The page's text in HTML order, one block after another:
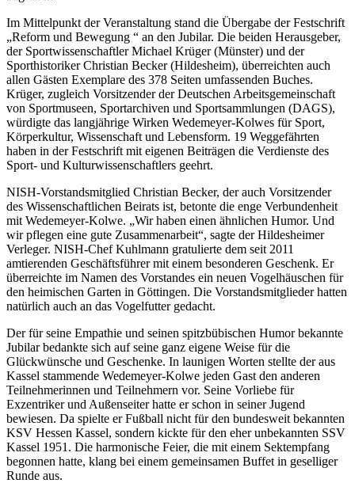
Im Mittelpunkt der Veranstaltung stand die Übergabe der Festschrift
„Reform und Bewegung “ an den Jubilar. Die beiden Herausgeber,
der Sportwissenschaftler Michael Krüger (Münster) und der
Sporthistoriker Christian Becker (Hildesheim), überreichten auch
allen Gästen Exemplare des 378 Seiten umfassenden Buches.
Krüger, zugleich Vorsitzender der Deutschen Arbeitsgemeinschaft
von Sportmuseen, Sportarchiven und Sportsammlungen (DAGS),
würdigte das langjährige Wirken Wedemeyer-Kolwes für Sport,
Körperkultur, Wissenschaft und Lebensform. 19 Weggefährten
haben in der Festschrift mit eigenen Beiträgen die Verdienste des
Sport- und Kulturwissenschaftlers geehrt.
NISH-Vorstandsmitglied Christian Becker, der auch Vorsitzender
des Wissenschaftlichen Beirats ist, betonte die enge Verbundenheit
mit Wedemeyer-Kolwe. „Wir haben einen ähnlichen Humor. Und
wir pflegen eine gute Zusammenarbeit“, sagte der Hildesheimer
Verleger. NISH-Chef Kuhlmann gratulierte dem seit 2011
amtierenden Geschäftsführer mit einem besonderen Geschenk. Er
überreichte im Namen des Vorstandes ein neuen Vogelhäuschen für
den heimischen Garten in Göttingen. Die Vorstandsmitglieder hatten
natürlich auch an das Vogelfutter gedacht.
Der für seine Empathie und seinen spitzbübischen Humor bekannte
Jubilar bedankte sich auf seine ganz eigene Weise für die
Glückwünsche und Geschenke. In launigen Worten stellte der aus
Kassel stammende Wedemeyer-Kolwe jeden Gast den anderen
Teilnehmerinnen und Teilnehmern vor. Seine Vorliebe für
Exzentriker und Außenseiter hatte er schon in seiner Jugend
bewiesen. Da spielte er Fußball nicht für den bundesweit bekannten
KSV Hessen Kassel, sondern kickte für den eher unbekannten SSV
Kassel 1951. Die harmonische Feier, die mit einem Sektempfang
begonnen hatte, klang bei einem gemeinsamen Buffet in geselliger
Runde aus.